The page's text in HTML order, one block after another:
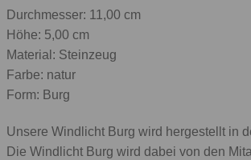
Durchmesser: 11,00 cm
Höhe: 5,00 cm
Material: Steinzeug
Farbe: natur
Form: Burg
Unsere Windlicht Burg wird hergestellt in
Die Windlicht Burg wird dabei von den